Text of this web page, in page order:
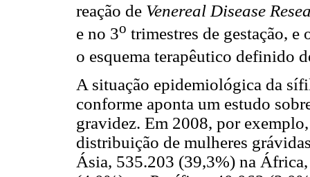
reação de Venereal Disease
e no 3o trimestres de gestação,
o esquema terapêutico definido
A situação epidemiológica da
conforme aponta um estudo
gravidez. Em 2008, por
distribuição de mulheres
Ásia, 535.203 (39,3%) na